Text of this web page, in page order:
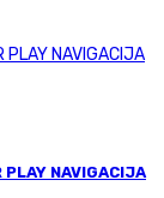
NAVIGACIJA